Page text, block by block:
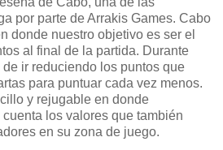
por parte de Arrakis Games. Cabo
donde nuestro objetivo es ser el
al final de la partida. Durante
ir reduciendo los puntos que
para puntuar cada vez menos.
y rejugable en donde
los valores que también
en su zona de juego.